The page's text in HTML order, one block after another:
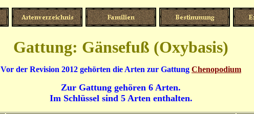
Gattung: Gänsefuß (Oxybasis)
Vor der Revision 2012 gehörten die Arten zur Gattung Chenopodium
Zur Gattung gehören 6 Arten.
Im Schlüssel sind 5 Arten enthalten.